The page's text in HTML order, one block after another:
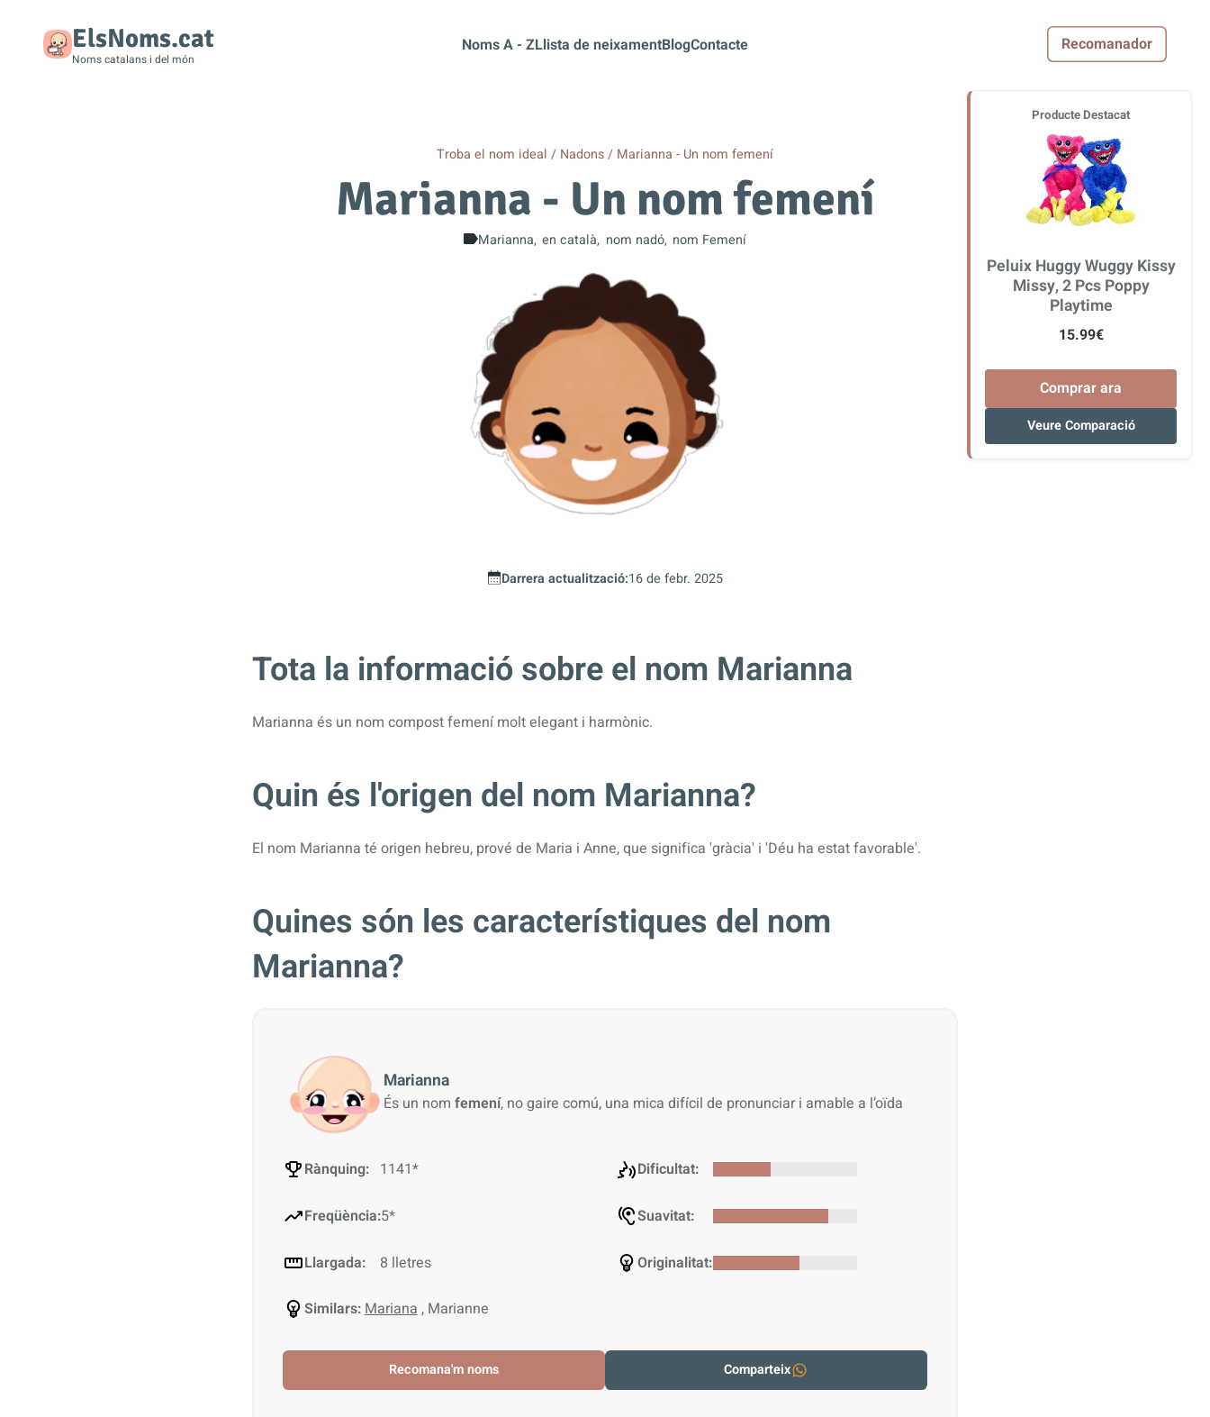
ElsNoms.cat
Noms catalans i del món
Noms A - ZLlista de neixamentBlogContacte Recomanador
Troba el nom ideal Nadons Marianna - Un nom femení
Marianna - Un nom femení
Marianna en català nom nadó nom Femení
Darrera actualització:16 de febr. 2025
Tota la informació sobre el nom Marianna
Marianna és un nom compost femení molt elegant i harmònic.
Quin és l'origen del nom Marianna?
El nom Marianna té origen hebreu, prové de Maria i Anne, que significa 'gràcia' i 'Déu ha estat favorable'.
Quines són les característiques del nom
Marianna?
Rànquing: 1141*
Freqüència:5*
Llargada: 8 lletres
Dificultat:
Suavitat:
Originalitat:
Similars: Mariana , Marianne
Recomana'm noms Comparteix
Marianna
És un nom femení, no gaire comú, una mica difícil de pronunciar i amable a l’oïda
Producte Destacat
Peluix Huggy Wuggy Kissy
Missy, 2 Pcs Poppy
Playtime
15.99€
Comprar ara
Veure Comparació